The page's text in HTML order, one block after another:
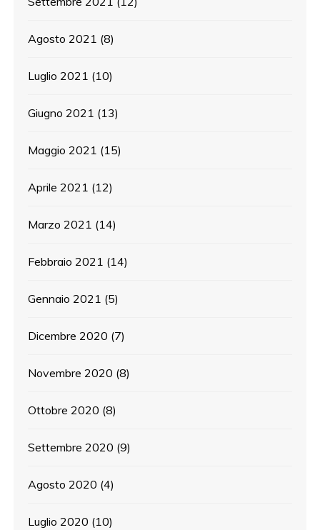
Agosto 2021 (8)
Luglio 2021 (10)
Giugno 2021 (13)
Maggio 2021 (15)
Aprile 2021 (12)
Marzo 2021 (14)
Febbraio 2021 (14)
Gennaio 2021 (5)
Dicembre 2020 (7)
Novembre 2020 (8)
Ottobre 2020 (8)
Settembre 2020 (9)
Agosto 2020 (4)
Luglio 2020 (10)